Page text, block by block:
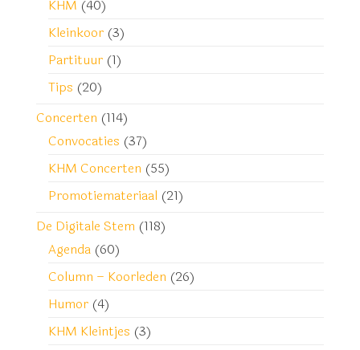
KHM (40)
Kleinkoor (3)
Partituur (1)
Tips (20)
Concerten (114)
Convocaties (37)
KHM Concerten (55)
Promotiemateriaal (21)
De Digitale Stem (118)
Agenda (60)
Column – Koorleden (26)
Humor (4)
KHM Kleintjes (3)